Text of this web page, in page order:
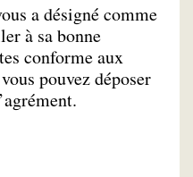
a désigné comme
à sa bonne
conforme aux
pouvez déposer